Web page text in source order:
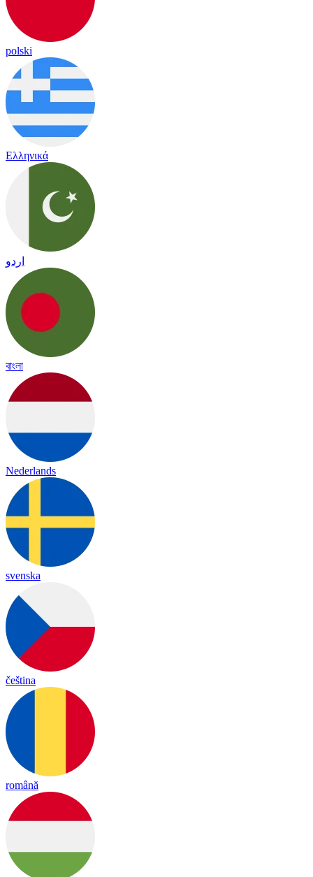
polski
Ελληνικά
اردو
বাংলা
Nederlands
svenska
čeština
română